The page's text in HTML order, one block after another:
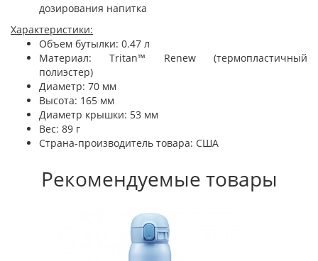
дозирования напитка
Характеристики:
Объем бутылки: 0.47 л
Материал: Tritan™ Renew (термопластичный
полиэстер)
Диаметр: 70 мм
Высота: 165 мм
Диаметр крышки: 53 мм
Вес: 89 г
Страна-производитель товара: США
Рекомендуемые товары